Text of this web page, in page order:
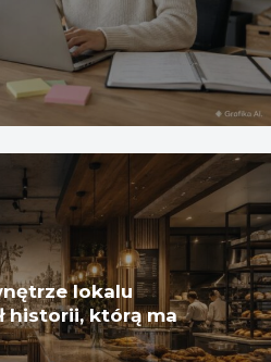
lokalu
historii, którą ma